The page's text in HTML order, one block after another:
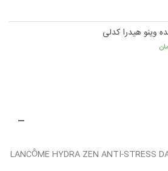
وینو هیدرا کدلی
LANCÔME HYDRA ZEN ANTI-STRESS